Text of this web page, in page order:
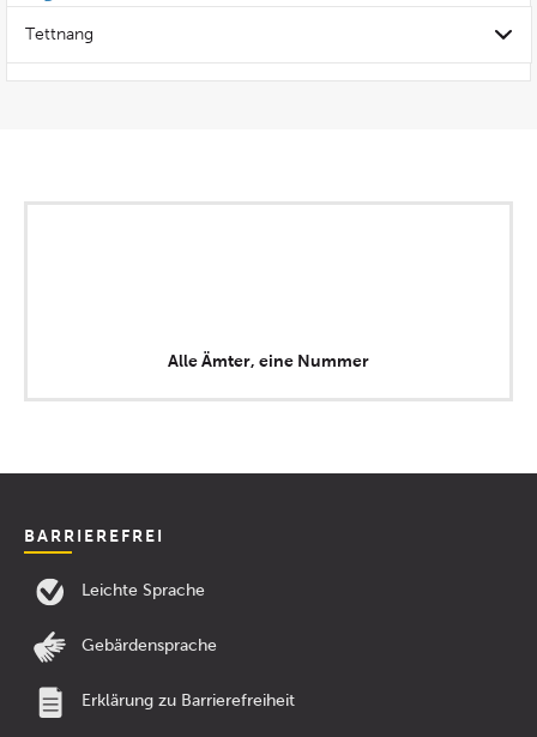
Tettnang
Alle Ämter, eine Nummer
BARRIEREFREI
Leichte Sprache
Gebärdensprache
Erklärung zu Barrierefreiheit